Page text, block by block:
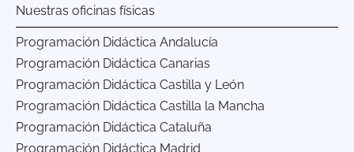
Programación Didáctica Andalucía
Programación Didáctica Canarias
Programación Didáctica Castilla y León
Programación Didáctica Castilla la Mancha
Programación Didáctica Cataluña
Programación Didáctica Madrid
Nuestras oficinas físicas